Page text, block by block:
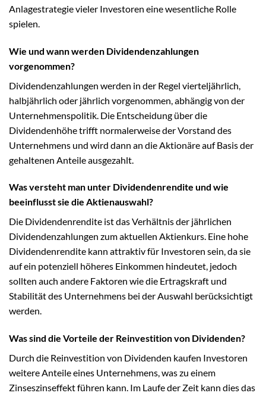
Anlagestrategie vieler Investoren eine wesentliche Rolle
spielen.
Wie und wann werden Dividendenzahlungen
vorgenommen?
Dividendenzahlungen werden in der Regel vierteljährlich,
halbjährlich oder jährlich vorgenommen, abhängig von der
Unternehmenspolitik. Die Entscheidung über die
Dividendenhöhe trifft normalerweise der Vorstand des
Unternehmens und wird dann an die Aktionäre auf Basis der
gehaltenen Anteile ausgezahlt.
Was versteht man unter Dividendenrendite und wie
beeinflusst sie die Aktienauswahl?
Die Dividendenrendite ist das Verhältnis der jährlichen
Dividendenzahlungen zum aktuellen Aktienkurs. Eine hohe
Dividendenrendite kann attraktiv für Investoren sein, da sie
auf ein potenziell höheres Einkommen hindeutet, jedoch
sollten auch andere Faktoren wie die Ertragskraft und
Stabilität des Unternehmens bei der Auswahl berücksichtigt
werden.
Was sind die Vorteile der Reinvestition von Dividenden?
Durch die Reinvestition von Dividenden kaufen Investoren
weitere Anteile eines Unternehmens, was zu einem
Zinseszinseffekt führen kann. Im Laufe der Zeit kann dies das